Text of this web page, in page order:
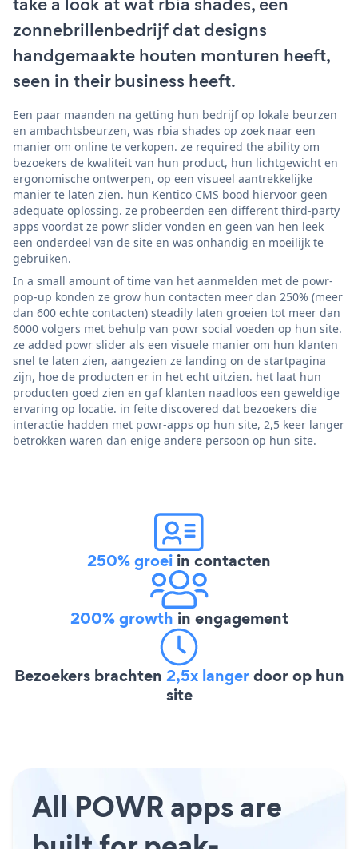
zonnebrillenbedrijf dat designs
handgemaakte houten monturen heeft,
seen in their business heeft.
Een paar maanden na getting hun bedrijf op lokale beurzen
en ambachtsbeurzen, was rbia shades op zoek naar een
manier om online te verkopen. ze required the ability om
bezoekers de kwaliteit van hun product, hun lichtgewicht en
ergonomische ontwerpen, op een visueel aantrekkelijke
manier te laten zien. hun Kentico CMS bood hiervoor geen
adequate oplossing. ze probeerden een different third-party
apps voordat ze powr slider vonden en geen van hen leek
een onderdeel van de site en was onhandig en moeilijk te
gebruiken.
In a small amount of time van het aanmelden met de powr-
pop-up konden ze grow hun contacten meer dan 250% (meer
dan 600 echte contacten) steadily laten groeien tot meer dan
6000 volgers met behulp van powr social voeden op hun site.
ze added powr slider als een visuele manier om hun klanten
snel te laten zien, aangezien ze landing on de startpagina
zijn, hoe de producten er in het echt uitzien. het laat hun
producten goed zien en gaf klanten naadloos een geweldige
ervaring op locatie. in feite discovered dat bezoekers die
interactie hadden met powr-apps op hun site, 2,5 keer langer
betrokken waren dan enige andere persoon op hun site.
250% groei in contacten
200% growth in engagement
Bezoekers brachten 2,5x langerdoor op hun
site
All POWR apps are